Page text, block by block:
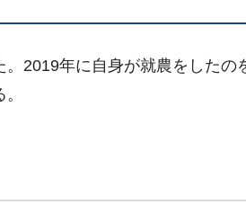
2019年に自身が就農をしたの